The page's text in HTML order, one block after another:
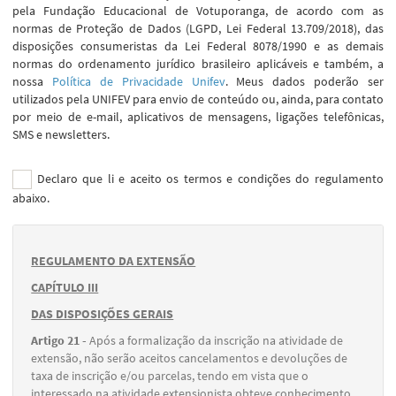
pela Fundação Educacional de Votuporanga, de acordo com as
normas de Proteção de Dados (LGPD, Lei Federal 13.709/2018), das
disposições consumeristas da Lei Federal 8078/1990 e as demais
normas do ordenamento jurídico brasileiro aplicáveis e também, a
nossa Política de Privacidade Unifev. Meus dados poderão ser
utilizados pela UNIFEV para envio de conteúdo ou, ainda, para contato
por meio de e-mail, aplicativos de mensagens, ligações telefônicas,
SMS e newsletters.
Declaro que li e aceito os termos e condições do regulamento
abaixo.
REGULAMENTO DA EXTENSÃO
CAPÍTULO III
DAS DISPOSIÇÕES GERAIS
Artigo 21 -Após a formalização da inscrição na atividade de
extensão, não serão aceitos cancelamentos e devoluções de
taxa de inscrição e/ou parcelas, tendo em vista que o